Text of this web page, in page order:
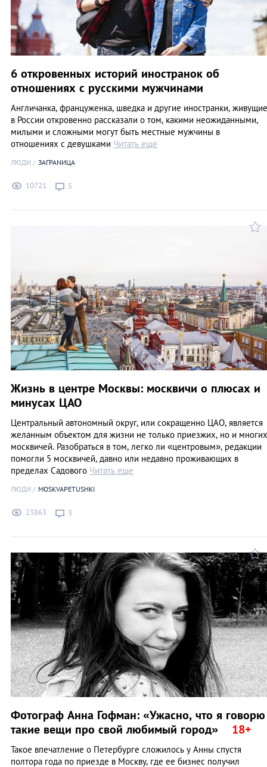
6 откровенных историй иностранок об
отношениях с русскими мужчинами
Англичанка, француженка, шведка и другие иностранки, живущие
в России откровенно рассказали о том, какими неожиданными,
милыми и сложными могут быть местные мужчины в
отношениях с девушками Читать еще
ЛЮДИ ЗАГРАNИЦА
10721 5
Жизнь в центре Москвы: москвичи о плюсах и
минусах ЦАО
Центральный автономный округ, или сокращенно ЦАО, является
желанным объектом для жизни не только приезжих, но и многих
москвичей. Разобраться в том, легко ли «центровым», редакции
помогли 5 москвичей, давно или недавно проживающих в
пределах Садового Читать еще
ЛЮДИ MOSKVAPETUSHKI
23863 3
Фотограф Анна Гофман: «Ужасно, что я говорю
такие вещи про свой любимый город»
Такое впечатление о Петербурге сложилось у Анны спустя
полтора года по приезде в Москву, где ее бизнес получил